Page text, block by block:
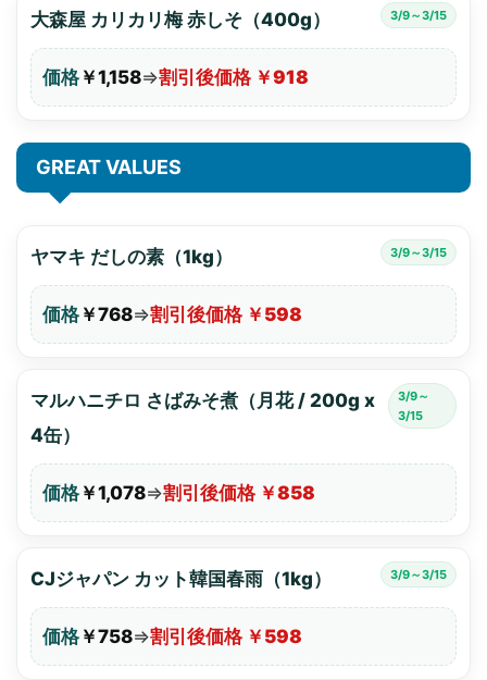
大森屋 カリカリ梅 赤しそ（400g） 3/9～3/15
価格 ￥1,158⇒割引後価格 ￥918
GREAT VALUES
ヤマキ だしの素（1kg） 3/9～3/15
価格 ￥768⇒割引後価格 ￥598
マルハニチロ さばみそ煮（月花 / 200g x
4缶）
3/9～
3/15
価格 ￥1,078⇒割引後価格 ￥858
CJジャパン カット韓国春雨（1kg） 3/9～3/15
価格 ￥758⇒割引後価格 ￥598